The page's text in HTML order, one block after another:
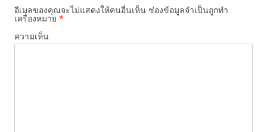
อีเมลของคุณจะไม่แสดงให้คนอื่นเห็น ช่องข้อมูลจำเป็นถูกทำ
เครื่องหมาย *
ความเห็น